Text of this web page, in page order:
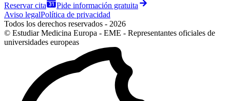
Reservar cita
Pide información gratuita
Aviso legalPolítica de privacidad
Todos los derechos reservados - 2026
© Estudiar Medicina Europa - EME - Representantes oficiales de
universidades europeas